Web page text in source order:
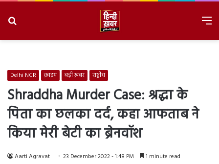
Delhi NCR क्राइम बड़ी ख़बर राष्ट्रीय
Shraddha Murder Case: श्रद्धा के
पिता का छलका दर्द, कहा आफताब ने
किया मेरी बेटी का ब्रेनवॉश
Aarti Agravat 23 December 2022 - 1:48 PM 1 minute read